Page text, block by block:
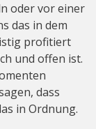
oder vor einer
das in dem
profitiert
und offen ist.
dass
in Ordnung.